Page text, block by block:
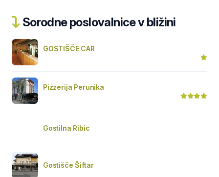
Sorodne poslovalnice v bližini
GOSTIŠČE CAR
Pizzerija Perunika
Gostilna Ribic
Gostišče Šiftar